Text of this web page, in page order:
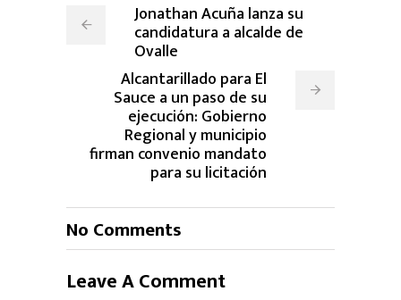
Jonathan Acuña lanza su
candidatura a alcalde de
Ovalle
Alcantarillado para El
Sauce a un paso de su
ejecución: Gobierno
Regional y municipio
firman convenio mandato
para su licitación
No Comments
Leave A Comment